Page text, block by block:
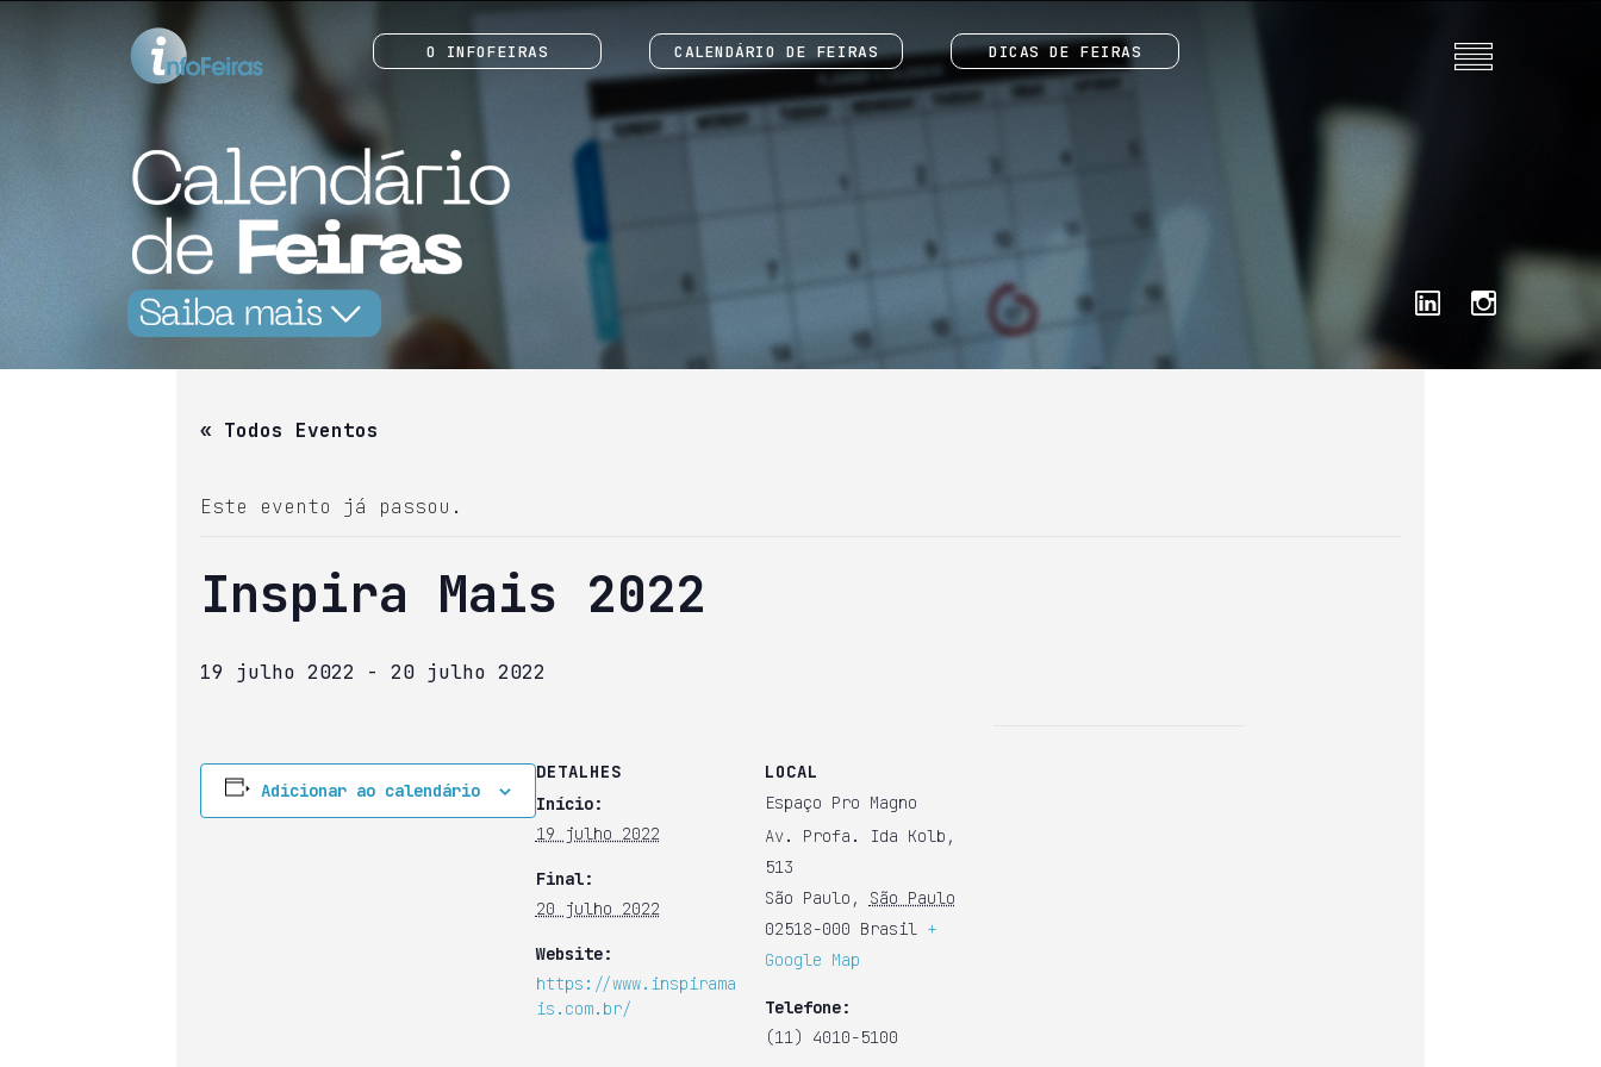
O INFOFEIRAS CALENDÁRIO DE FEIRAS DICAS DE FEIRAS
« Todos Eventos
Este evento já passou.
Inspira Mais 2022
19 julho 2022 - 20 julho 2022
Adicionar ao calendário
DETALHES
Início:
19 julho 2022
Final:
20 julho 2022
Website:
https://www.inspirama
is.com.br/
LOCAL
Espaço Pro Magno
Av. Profa. Ida Kolb,
513
São Paulo ,
São Paulo
02518-000 Brasil +
Google Map
Telefone:
(11) 4010-5100